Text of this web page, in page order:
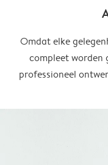
Omdat elke
compleet worden
professioneel